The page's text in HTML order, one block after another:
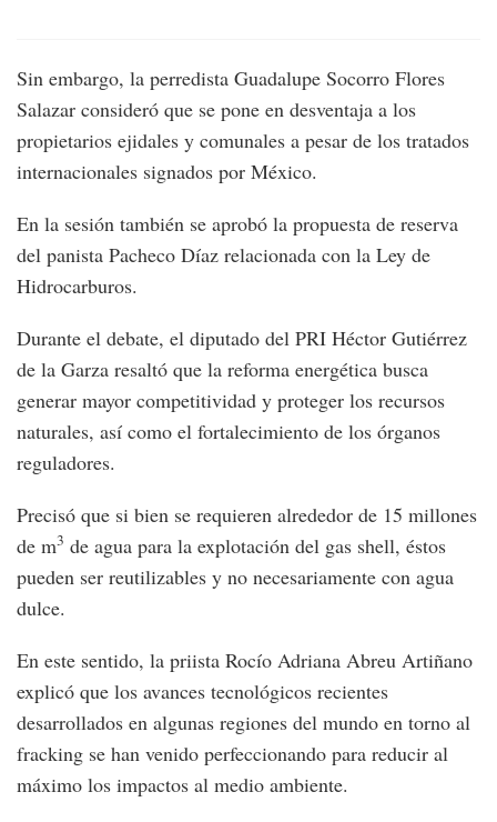
Sin embargo, la perredista Guadalupe Socorro Flores
Salazar consideró que se pone en desventaja a los
propietarios ejidales y comunales a pesar de los tratados
internacionales signados por México.
En la sesión también se aprobó la propuesta de reserva
del panista Pacheco Díaz relacionada con la Ley de
Hidrocarburos.
Durante el debate, el diputado del PRI Héctor Gutiérrez
de la Garza resaltó que la reforma energética busca
generar mayor competitividad y proteger los recursos
naturales, así como el fortalecimiento de los órganos
reguladores.
Precisó que si bien se requieren alrededor de 15 millones
de m3 de agua para la explotación del gas shell, éstos
pueden ser reutilizables y no necesariamente con agua
dulce.
En este sentido, la priista Rocío Adriana Abreu Artiñano
explicó que los avances tecnológicos recientes
desarrollados en algunas regiones del mundo en torno al
fracking se han venido perfeccionando para reducir al
máximo los impactos al medio ambiente.